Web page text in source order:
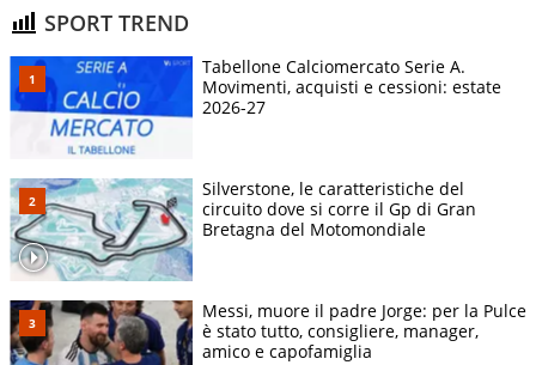
SPORT TREND
Tabellone Calciomercato Serie A.
Movimenti, acquisti e cessioni: estate
2026-27
Silverstone, le caratteristiche del
circuito dove si corre il Gp di Gran
Bretagna del Motomondiale
Messi, muore il padre Jorge: per la Pulce
è stato tutto, consigliere, manager,
amico e capofamiglia